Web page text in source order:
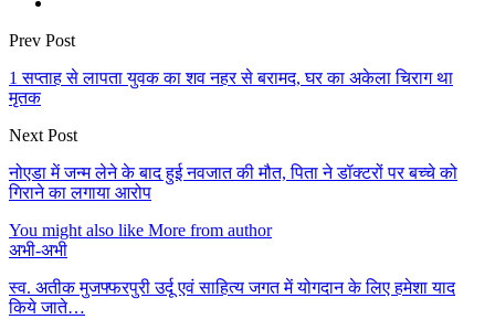
Prev Post
1 सप्ताह से लापता युवक का शव नहर से बरामद, घर का अकेला चिराग था
मृतक
Next Post
नोएडा में जन्म लेने के बाद हुई नवजात की मौत, पिता ने डॉक्टरों पर बच्चे को
गिराने का लगाया आरोप
You might also like More from author
अभी-अभी
स्व. अतीक मुजफ्फरपुरी उर्दू एवं साहित्य जगत में योगदान के लिए हमेशा याद
किये जाते…